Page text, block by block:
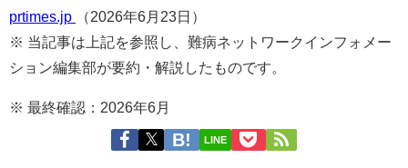
prtimes.jp
（2026年6月23日）
※ 当記事は上記を参照し、難病ネットワークインフォメー
ション編集部が要約・解説したものです。
※ 最終確認：2026年6月
LINE